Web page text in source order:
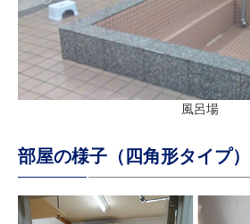
風呂場
部屋の様子（四角形タイプ）